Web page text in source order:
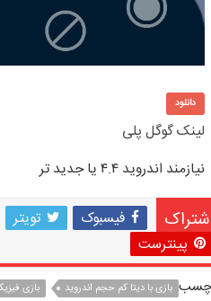
دانلود
لینک گوگل پلی
نیازمند اندروید ۴.۴ یا جدید تر
فیسبوک تویتر
پینترست
بازی با دیتا کم حجم اندروید بازی